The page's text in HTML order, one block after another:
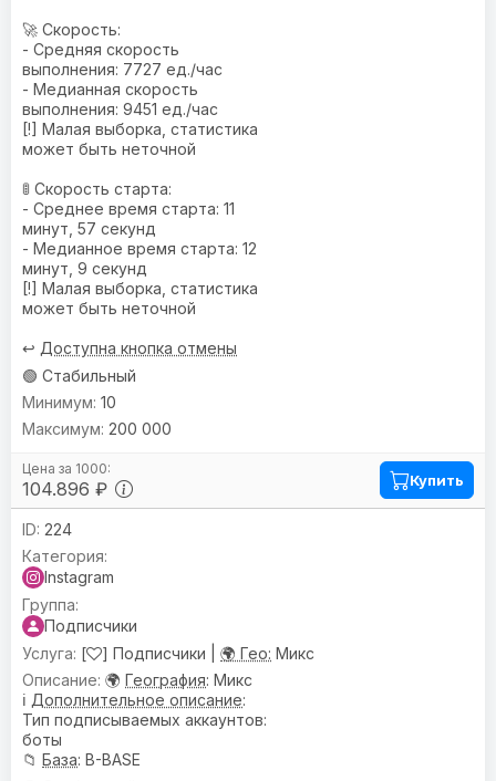
🚀 Скорость:
- Средняя скорость
выполнения: 7727 ед./час
- Медианная скорость
выполнения: 9451 ед./час
[!] Малая выборка, статистика
может быть неточной
🚦 Скорость старта:
- Среднее время старта: 11
минут, 57 секунд
- Медианное время старта: 12
минут, 9 секунд
[!] Малая выборка, статистика
может быть неточной
↩️ Доступна кнопка отмены
🟢 Стабильный
104.896 ₽
10
200 000
Купить
224
Instagram
Подписчики
[
] Подписчики | 🌍 Гео: Микс
🌍 География: Микс
ℹ️ Дополнительное описание:
Тип подписываемых аккаунтов:
боты
📁 База: B-BASE